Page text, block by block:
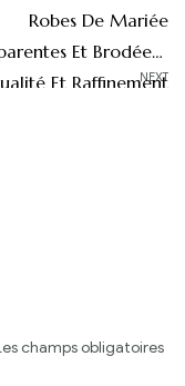
NEXT
Robes De Mariée
Et Brodées :
Et Raffinement
champs obligatoires